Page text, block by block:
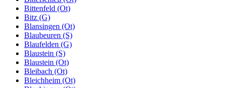
Bittenfeld (Ot)
Bitz (G)
Blansingen (Ot)
Blaubeuren (S)
Blaufelden (G)
Blaustein (S)
Blaustein (Ot)
Bleibach (Ot)
Bleichheim (Ot)